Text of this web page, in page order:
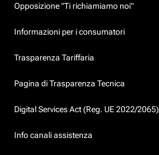
Opposizione "Ti richiamiamo noi"
Informazioni per i consumatori
Trasparenza Tariffaria
Pagina di Trasparenza Tecnica
Digital Services Act (Reg. UE 2022/2065)
Info canali assistenza